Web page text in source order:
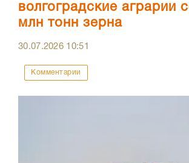
волгоградские аграрии
млн тонн зерна
30.07.2026 10:51
Комментарии